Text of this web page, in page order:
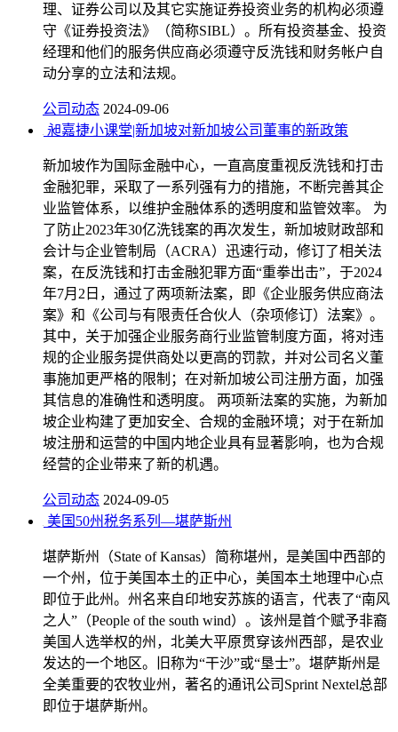
理、证券公司以及其它实施证券投资业务的机构必须遵
守《证券投资法》（简称SIBL）。所有投资基金、投资
经理和他们的服务供应商必须遵守反洗钱和财务帐户自
动分享的立法和法规。
公司动态 2024-09-06
昶嘉捷小课堂|新加坡对新加坡公司董事的新政策
新加坡作为国际金融中心，一直高度重视反洗钱和打击
金融犯罪，采取了一系列强有力的措施，不断完善其企
业监管体系，以维护金融体系的透明度和监管效率。 为
了防止2023年30亿洗钱案的再次发生，新加坡财政部和
会计与企业管制局（ACRA）迅速行动，修订了相关法
案，在反洗钱和打击金融犯罪方面“重拳出击”，于2024
年7月2日，通过了两项新法案，即《企业服务供应商法
案》和《公司与有限责任合伙人（杂项修订）法案》。
其中，关于加强企业服务商行业监管制度方面，将对违
规的企业服务提供商处以更高的罚款，并对公司名义董
事施加更严格的限制；在对新加坡公司注册方面，加强
其信息的准确性和透明度。 两项新法案的实施，为新加
坡企业构建了更加安全、合规的金融环境；对于在新加
坡注册和运营的中国内地企业具有显著影响，也为合规
经营的企业带来了新的机遇。
公司动态 2024-09-05
美国50州税务系列—堪萨斯州
堪萨斯州（State of Kansas）简称堪州，是美国中西部的
一个州，位于美国本土的正中心，美国本土地理中心点
即位于此州。州名来自印地安苏族的语言，代表了“南风
之人”（People of the south wind）。该州是首个赋予非裔
美国人选举权的州，北美大平原贯穿该州西部，是农业
发达的一个地区。旧称为“干沙”或“垦士”。堪萨斯州是
全美重要的农牧业州，著名的通讯公司Sprint Nextel总部
即位于堪萨斯州。